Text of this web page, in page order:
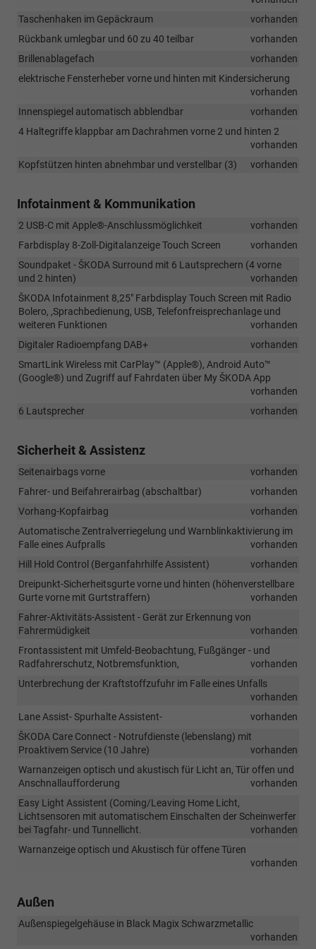
Taschenhaken im Gepäckraum
vorhanden
Rückbank umlegbar und 60 zu 40 teilbar
vorhanden
Brillenablagefach
vorhanden
elektrische Fensterheber vorne und hinten mit Kindersicherung
vorhanden
Innenspiegel automatisch abblendbar
vorhanden
4 Haltegriffe klappbar am Dachrahmen vorne 2 und hinten 2
vorhanden
Kopfstützen hinten abnehmbar und verstellbar (3)
vorhanden
Infotainment & Kommunikation
2 USB-C mit Apple®-Anschlussmöglichkeit
vorhanden
Farbdisplay 8-Zoll-Digitalanzeige Touch Screen
vorhanden
Soundpaket - ŠKODA Surround mit 6 Lautsprechern (4 vorne
und 2 hinten)
vorhanden
ŠKODA Infotainment 8,25" Farbdisplay Touch Screen mit Radio
Bolero, ,Sprachbedienung, USB, Telefonfreisprechanlage und
weiteren Funktionen
vorhanden
Digitaler Radioempfang DAB+
vorhanden
SmartLink Wireless mit CarPlay™ (Apple®), Android Auto™
(Google®) und Zugriff auf Fahrdaten über My ŠKODA App
vorhanden
6 Lautsprecher
vorhanden
Sicherheit & Assistenz
Seitenairbags vorne
vorhanden
Fahrer- und Beifahrerairbag (abschaltbar)
vorhanden
Vorhang-Kopfairbag
vorhanden
Automatische Zentralverriegelung und Warnblinkaktivierung im
Falle eines Aufpralls
vorhanden
Hill Hold Control (Berganfahrhilfe Assistent)
vorhanden
Dreipunkt-Sicherheitsgurte vorne und hinten (höhenverstellbare
Gurte vorne mit Gurtstraffern)
vorhanden
Fahrer-Aktivitäts-Assistent - Gerät zur Erkennung von
Fahrermüdigkeit
vorhanden
Frontassistent mit Umfeld-Beobachtung, Fußgänger - und
Radfahrerschutz, Notbremsfunktion,
vorhanden
Unterbrechung der Kraftstoffzufuhr im Falle eines Unfalls
vorhanden
Lane Assist- Spurhalte Assistent-
vorhanden
ŠKODA Care Connect - Notrufdienste (lebenslang) mit
Proaktivem Service (10 Jahre)
vorhanden
Warnanzeigen optisch und akustisch für Licht an, Tür offen und
Anschnallaufforderung
vorhanden
Easy Light Assistent (Coming/Leaving Home Licht,
Lichtsensoren mit automatischem Einschalten der Scheinwerfer
bei Tagfahr- und Tunnellicht.
vorhanden
Warnanzeige optisch und Akustisch für offene Türen
vorhanden
Außen
Außenspiegelgehäuse in Black Magix Schwarzmetallic
vorhanden